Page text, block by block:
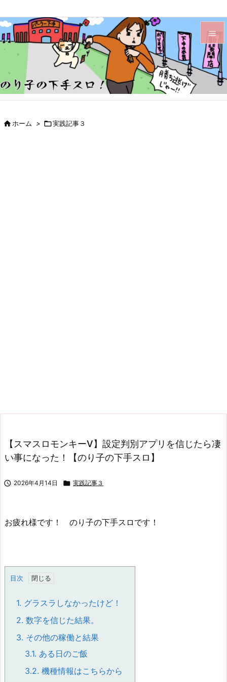


メニュ

サイド
ホーム > 実践記事３
【スマスロモンキーV】設定判別アプリを信じたら凄
い事になった！【のり子の下手スロ】
 2026年4月14日  実践記事３
お疲れ様です！ のり子の下手スロです！
目次
1. グラスラしなかったけど！
2. 数字を信じた結果。
3. その他の稼働と結果
3.1. ある日のご飯
3.2. 機種情報はこちらから